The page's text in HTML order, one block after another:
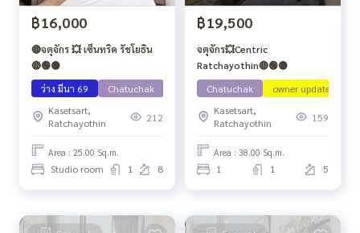
฿16,000
🔴จตุจักร 💥 เซ็นทริค รัชโยธิน
🔴🟢🟡
ว่าง มีนา 69
Chatuchak
Kasetsart,
Ratchayothin
212
Area : 25.00 Sq.m.
Studio room 1 8
฿19,500
จตุจักร💥Centric
Ratchayothin🔴🟢🟡
Chatuchak
owner update
Kasetsart,
Ratchayothin
159
Area : 38.00 Sq.m.
1 1 5